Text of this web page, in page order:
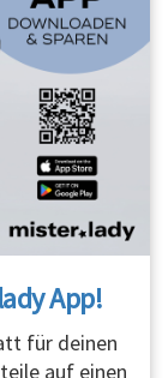
App!
für deinen
auf einen